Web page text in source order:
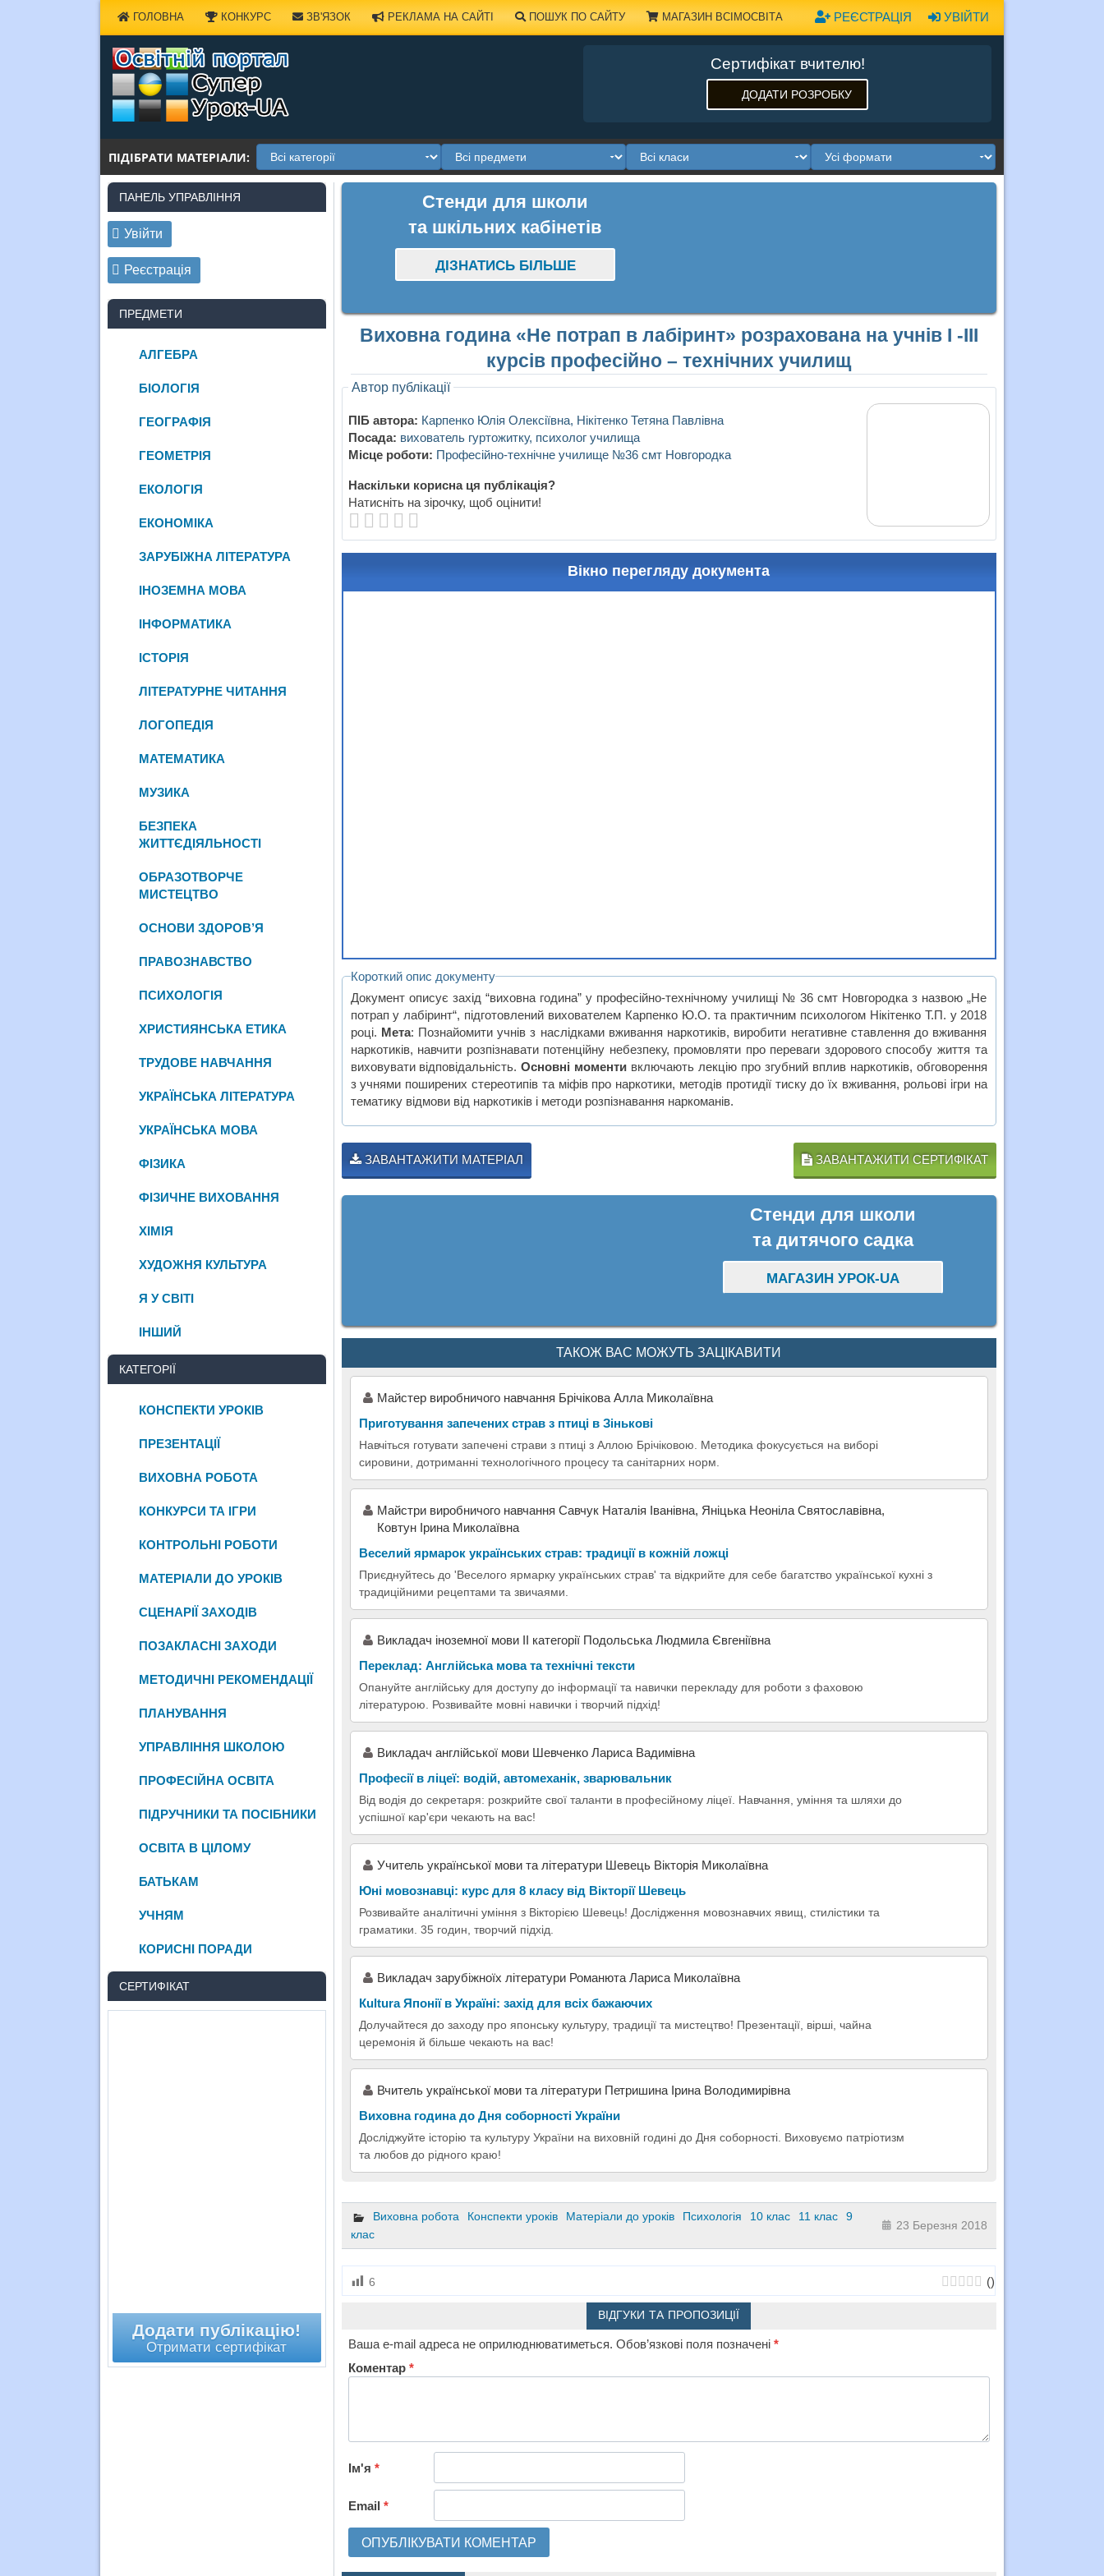
УВІЙТИ
РЕЄСТРАЦІЯ
ГОЛОВНА КОНКУРС ЗВ'ЯЗОК РЕКЛАМА НА САЙТІ ПОШУК ПО САЙТУ МАГАЗИН ВСІМОСВІТА
Сертифікат вчителю!
ДОДАТИ РОЗРОБКУ
ПІДІБРАТИ МАТЕРІАЛИ:
Стенди для школи
та шкільних кабінетів
ДІЗНАТИСЬ БІЛЬШЕ
Виховна година «Не потрап в лабіринт» розрахована на учнів І -ІІІ
курсів професійно – технічних училищ
Автор публікації
ПІБ автора: Карпенко Юлія Олексіївна, Нікітенко Тетяна Павлівна
Посада: вихователь гуртожитку, психолог училища
Місце роботи: Професійно-технічне училище №36 смт Новгородка
Наскільки корисна ця публікація?
Натисніть на зірочку, щоб оцінити!
Вікно перегляду документа
Короткий опис документу
Документ описує захід “виховна година” у професійно-технічному училищі № 36 смт Новгородка з назвою „Не
потрап у лабіринт“, підготовлений вихователем Карпенко Ю.О. та практичним психологом Нікітенко Т.П. у 2018
році. Мета: Познайомити учнів з наслідками вживання наркотиків, виробити негативне ставлення до вживання
наркотиків, навчити розпізнавати потенційну небезпеку, промовляти про переваги здорового способу життя та
виховувати відповідальність. Основні моментивключають лекцію про згубний вплив наркотиків, обговорення
з учнями поширених стереотипів та міфів про наркотики, методів протидії тиску до їх вживання, рольові ігри на
тематику відмови від наркотиків і методи розпізнавання наркоманів.
ЗАВАНТАЖИТИ МАТЕРІАЛ ЗАВАНТАЖИТИ СЕРТИФІКАТ
Стенди для школи
та дитячого садка
МАГАЗИН УРОК-UA
ТАКОЖ ВАС МОЖУТЬ ЗАЦІКАВИТИ
Майстер виробничого навчання Брічікова Алла Миколаївна
Приготування запечених страв з птиці в Зінькові
Навчіться готувати запечені страви з птиці з Аллою Брічіковою. Методика фокусується на виборі
сировини, дотриманні технологічного процесу та санітарних норм.
Майстри виробничого навчання Савчук Наталія Іванівна, Яніцька Неоніла Святославівна,
Ковтун Ірина Миколаївна
Веселий ярмарок українських страв: традиції в кожній ложці
Приєднуйтесь до 'Веселого ярмарку українських страв' та відкрийте для себе багатство української кухні з
традиційними рецептами та звичаями.
Викладач іноземної мови II категорії Подольська Людмила Євгеніївна
Переклад: Англійська мова та технічні тексти
Опануйте англійську для доступу до інформації та навички перекладу для роботи з фаховою
літературою. Розвивайте мовні навички і творчий підхід!
Викладач англійської мови Шевченко Лариса Вадимівна
Професії в ліцеї: водій, автомеханік, зварювальник
Від водія до секретаря: розкрийте свої таланти в професійному ліцеї. Навчання, уміння та шляхи до
успішної кар'єри чекають на вас!
Учитель української мови та літератури Шевець Вікторія Миколаївна
Юні мовознавці: курс для 8 класу від Вікторії Шевець
Розвивайте аналітичні уміння з Вікторією Шевець! Дослідження мовознавчих явищ, стилістики та
граматики. 35 годин, творчий підхід.
Викладач зарубіжноїх літератури Романюта Лариса Миколаївна
Кultura Японії в Україні: захід для всіх бажаючих
Долучайтеся до заходу про японську культуру, традиції та мистецтво! Презентації, вірші, чайна
церемонія й більше чекають на вас!
Вчитель украïнськоï мови та лiтератури Петришина Iрина Володимирiвна
Виховна година до Дня соборності України
Досліджуйте історію та культуру України на виховній годині до Дня соборності. Виховуємо патріотизм
та любов до рідного краю!
Виховна робота Конспекти уроків Матеріали до уроків Психологія 10 клас 11 клас
9
клас
23 Березня 2018
6 ()
ВІДГУКИ ТА ПРОПОЗИЦІЇ
Ваша e-mail адреса не оприлюднюватиметься. Обов’язкові поля позначені *
Коментар *
Ім'я *
Email *
ПАНЕЛЬ УПРАВЛІННЯ
Увійти
Реєстрація
ПРЕДМЕТИ
АЛГЕБРА
БІОЛОГІЯ
ГЕОГРАФІЯ
ГЕОМЕТРІЯ
ЕКОЛОГІЯ
ЕКОНОМІКА
ЗАРУБІЖНА ЛІТЕРАТУРА
ІНОЗЕМНА МОВА
ІНФОРМАТИКА
ІСТОРІЯ
ЛІТЕРАТУРНЕ ЧИТАННЯ
ЛОГОПЕДІЯ
МАТЕМАТИКА
МУЗИКА
БЕЗПЕКА
ЖИТТЄДІЯЛЬНОСТІ
ОБРАЗОТВОРЧЕ
МИСТЕЦТВО
ОСНОВИ ЗДОРОВ’Я
ПРАВОЗНАВСТВО
ПСИХОЛОГІЯ
ХРИСТИЯНСЬКА ЕТИКА
ТРУДОВЕ НАВЧАННЯ
УКРАЇНСЬКА ЛІТЕРАТУРА
УКРАЇНСЬКА МОВА
ФІЗИКА
ФІЗИЧНЕ ВИХОВАННЯ
ХІМІЯ
ХУДОЖНЯ КУЛЬТУРА
Я У СВІТІ
ІНШИЙ
КАТЕГОРІЇ
КОНСПЕКТИ УРОКІВ
ПРЕЗЕНТАЦІЇ
ВИХОВНА РОБОТА
КОНКУРСИ ТА ІГРИ
КОНТРОЛЬНІ РОБОТИ
МАТЕРІАЛИ ДО УРОКІВ
СЦЕНАРІЇ ЗАХОДІВ
ПОЗАКЛАСНІ ЗАХОДИ
МЕТОДИЧНІ РЕКОМЕНДАЦІЇ
ПЛАНУВАННЯ
УПРАВЛІННЯ ШКОЛОЮ
ПРОФЕСІЙНА ОСВІТА
ПІДРУЧНИКИ ТА ПОСІБНИКИ
ОСВІТА В ЦІЛОМУ
БАТЬКАМ
УЧНЯМ
КОРИСНІ ПОРАДИ
СЕРТИФІКАТ
Додати публікацію!
Отримати сертифікат